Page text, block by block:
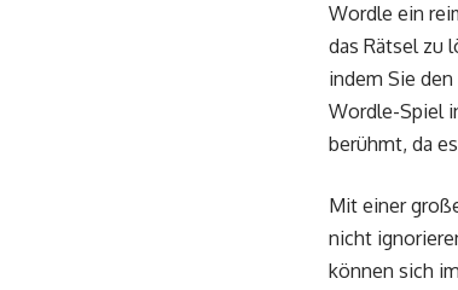
Wordle ein
das Rätsel zu
indem Sie
Wordle-Spiel
berühmt, da
Mit einer
nicht
können sich